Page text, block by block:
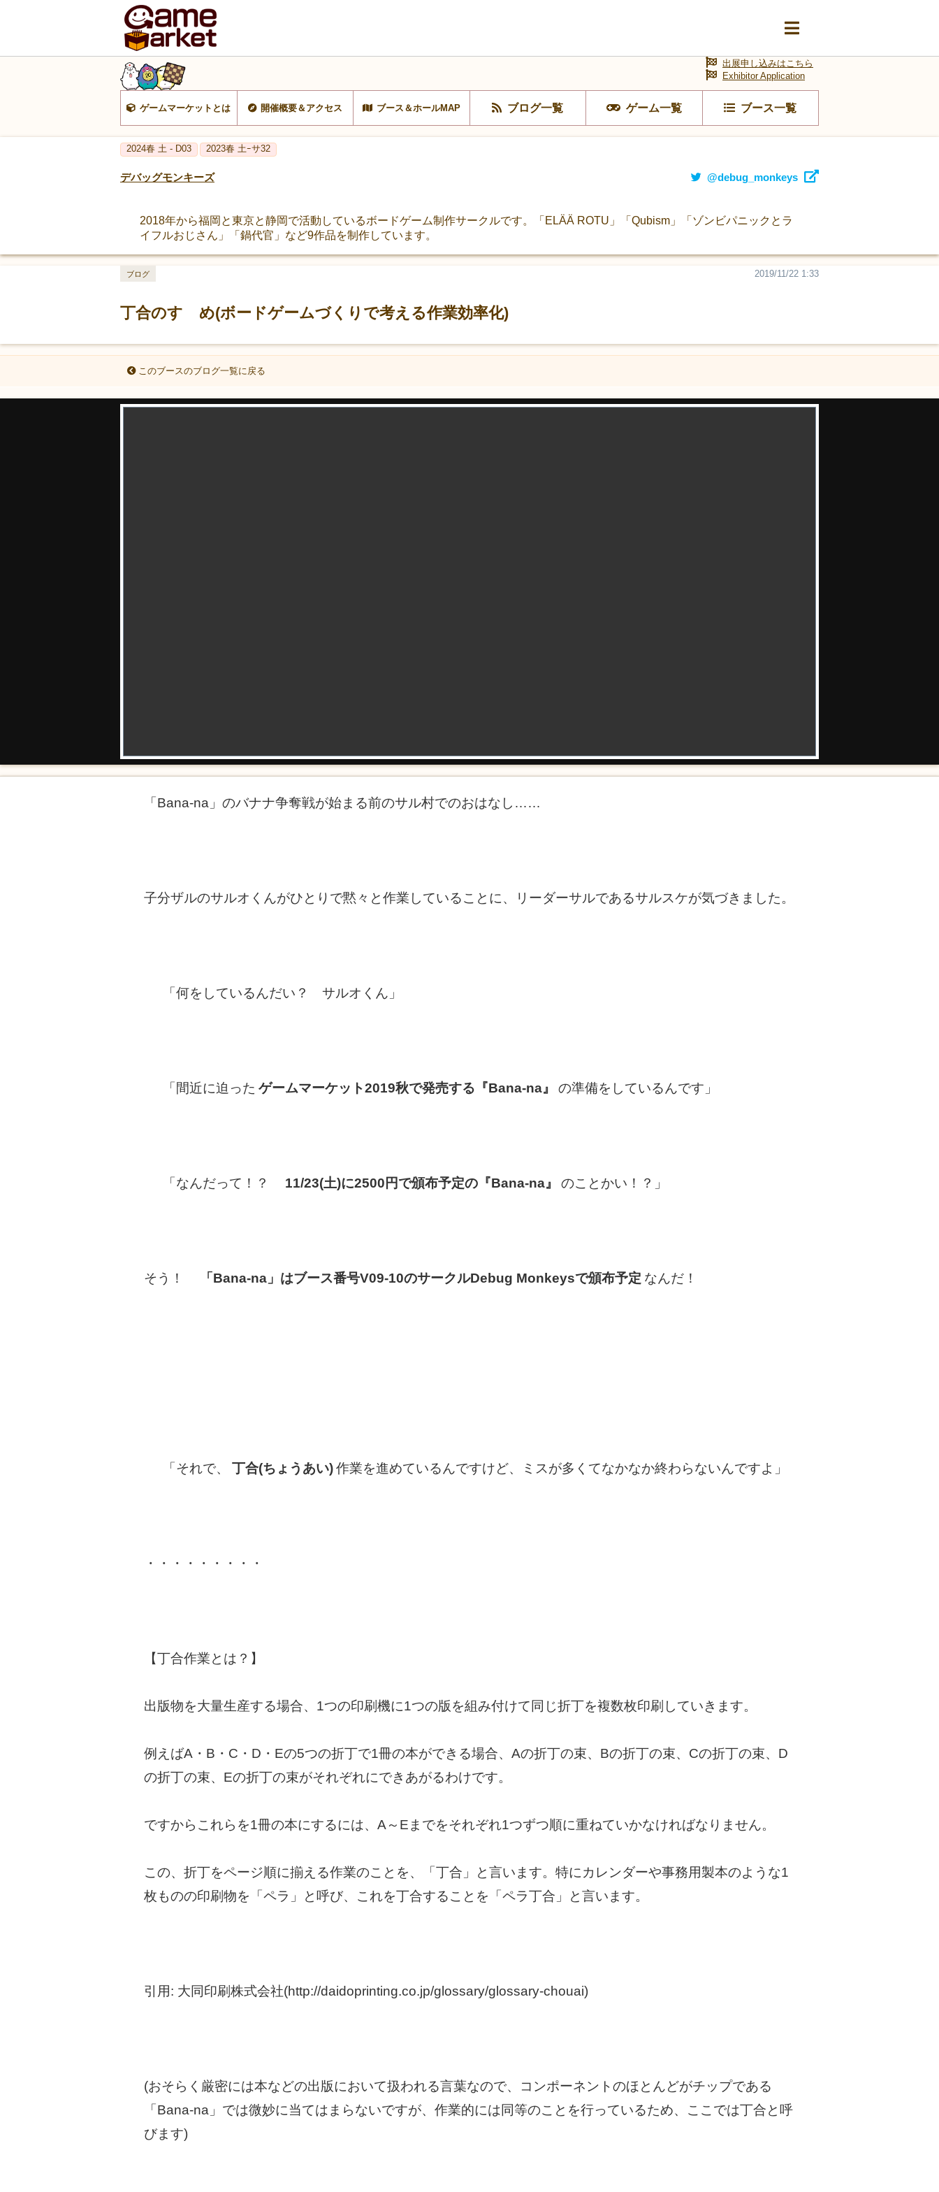
ゲームマーケットとは 開催概要＆アクセス ブース＆ホールMAP ブログ一覧 ゲーム一覧 ブース一覧
出展申し込みはこちら
Exhibitor Application
2024春 土 - D03 2023春 土ｰサ32
デバッグモンキーズ @debug_monkeys
2018年から福岡と東京と静岡で活動しているボードゲーム制作サークルです。「ELÄÄ ROTU」「Qubism」「ゾンビパニックとラ
イフルおじさん」「鍋代官」など9作品を制作しています。
丁合のすゝめ(ボードゲームづくりで考える作業効率化)
2019/11/22 1:33
ブログ
このブースのブログ一覧に戻る
「Bana-na」のバナナ争奪戦が始まる前のサル村でのおはなし……
子分ザルのサルオくんがひとりで黙々と作業していることに、リーダーサルであるサルスケが気づきました。
「何をしているんだい？ サルオくん」
「間近に迫った ゲームマーケット2019秋で発売する『Bana-na』 の準備をしているんです」
「なんだって！？ 11/23(土)に2500円で頒布予定の『Bana-na』 のことかい！？」
そう！ 「Bana-na」はブース番号V09-10のサークルDebug Monkeysで頒布予定 なんだ！
「それで、 丁合(ちょうあい)作業を進めているんですけど、ミスが多くてなかなか終わらないんですよ」
・・・・・・・・・
【丁合作業とは？】
出版物を大量生産する場合、1つの印刷機に1つの版を組み付けて同じ折丁を複数枚印刷していきます。
例えばA・B・C・D・Eの5つの折丁で1冊の本ができる場合、Aの折丁の束、Bの折丁の束、Cの折丁の束、D
の折丁の束、Eの折丁の束がそれぞれにできあがるわけです。
ですからこれらを1冊の本にするには、A～Eまでをそれぞれ1つずつ順に重ねていかなければなりません。
この、折丁をページ順に揃える作業のことを、「丁合」と言います。特にカレンダーや事務用製本のような1
枚ものの印刷物を「ペラ」と呼び、これを丁合することを「ペラ丁合」と言います。
引用: 大同印刷株式会社(http://daidoprinting.co.jp/glossary/glossary-chouai)
(おそらく厳密には本などの出版において扱われる言葉なので、コンポーネントのほとんどがチップである
「Bana-na」では微妙に当てはまらないですが、作業的には同等のことを行っているため、ここでは丁合と呼
びます)